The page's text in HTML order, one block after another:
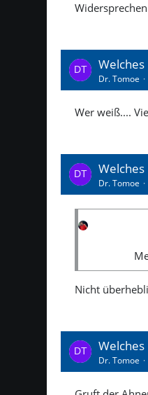
Welches
Dr. Tomoe
Wer weiß....
Welches
Dr. Tomoe
Nicht
Welches
Dr. Tomoe